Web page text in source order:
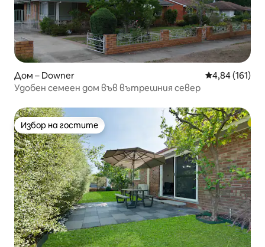
Дом – Downer Средна
4,84 (161)
Удобен семеен дом във вътрешния север
Избор на гостите
Избор на гостите